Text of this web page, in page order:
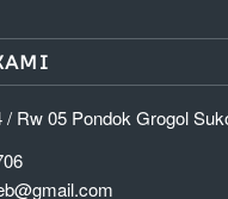
/ Rw 05 Pondok Grogol